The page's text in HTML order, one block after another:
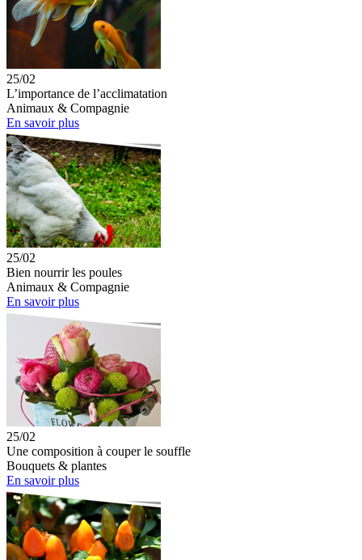
25/02
L’importance de l’acclimatation
Animaux & Compagnie
En savoir plus
25/02
Bien nourrir les poules
Animaux & Compagnie
En savoir plus
25/02
Une composition à couper le souffle
Bouquets & plantes
En savoir plus